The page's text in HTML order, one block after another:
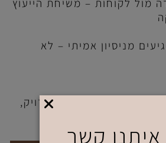
מניסיון אמיתי – לא
דרך – רק תוכן מדויק,
איתנו קשר